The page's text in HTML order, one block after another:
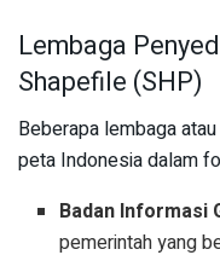
Lembaga
Shapefile (SHP)
Beberapa lembaga
peta Indonesia dalam
Badan Informasi
pemerintah yang